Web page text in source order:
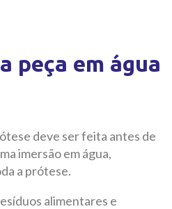
peça em água
deve ser feita antes de
imersão em água,
a prótese.
alimentares e